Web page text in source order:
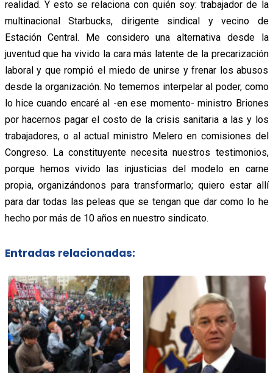
realidad. Y esto se relaciona con quién soy: trabajador de la
multinacional Starbucks, dirigente sindical y vecino de
Estación Central. Me considero una alternativa desde la
juventud que ha vivido la cara más latente de la precarización
laboral y que rompió el miedo de unirse y frenar los abusos
desde la organización. No tememos interpelar al poder, como
lo hice cuando encaré al -en ese momento- ministro Briones
por hacernos pagar el costo de la crisis sanitaria a las y los
trabajadores, o al actual ministro Melero en comisiones del
Congreso. La constituyente necesita nuestros testimonios,
porque hemos vivido las injusticias del modelo en carne
propia, organizándonos para transformarlo; quiero estar allí
para dar todas las peleas que se tengan que dar como lo he
hecho por más de 10 años en nuestro sindicato.
Entradas relacionadas: